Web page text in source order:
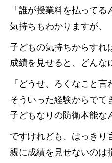
「誰が授業料を払って
気持ちもわかりますが、
子どもの気持ちからすれ
成績を見せると、どんな
「どうせ、ろくなこと言
そういった経験からでて
子どもなりの防衛本能な
ですけれども、はっきり
親に成績を見せないのは